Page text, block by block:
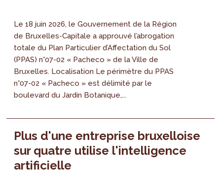
Le 18 juin 2026, le Gouvernement de la Région
de Bruxelles-Capitale a approuvé l’abrogation
totale du Plan Particulier d’Affectation du Sol
(PPAS) n°07-02 « Pacheco » de la Ville de
Bruxelles. Localisation Le périmètre du PPAS
n°07-02 « Pacheco » est délimité par le
boulevard du Jardin Botanique,...
Plus d'une entreprise bruxelloise
sur quatre utilise l'intelligence
artificielle